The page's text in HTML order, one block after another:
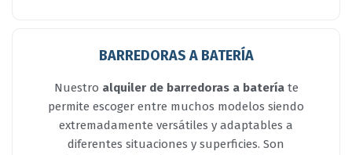
BARREDORAS A BATERÍA
Nuestro alquiler de barredoras a bateríate
permite escoger entre muchos modelos siendo
extremadamente versátiles y adaptables a
diferentes situaciones y superficies. Son